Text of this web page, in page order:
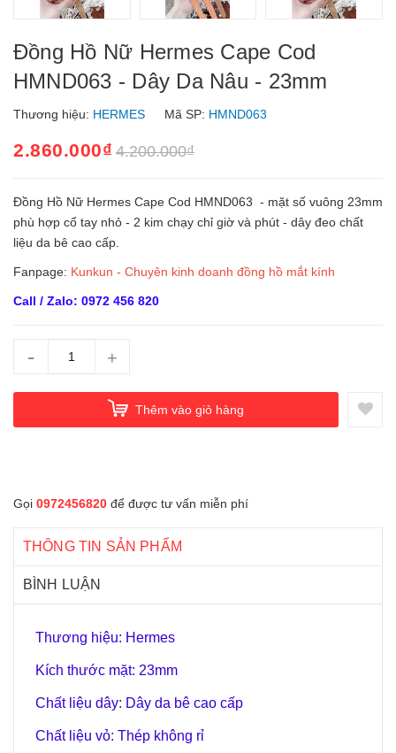
Đồng Hồ Nữ Hermes Cape Cod
HMND063 - Dây Da Nâu - 23mm
Thương hiệu: HERMES Mã SP: HMND063
2.860.000₫ 4.200.000₫
Đồng Hồ Nữ Hermes Cape Cod HMND063 - mặt số vuông 23mm
phù hợp cổ tay nhỏ - 2 kim chạy chỉ giờ và phút - dây đeo chất
liệu da bê cao cấp.
Fanpage: Kunkun - Chuyên kinh doanh đồng hồ mắt kính
Call / Zalo: 0972 456 820
- +
Thêm vào giỏ hàng
Gọi 0972456820 để được tư vấn miễn phí
THÔNG TIN SẢN PHẨM
BÌNH LUẬN
Thương hiệu: Hermes
Kích thước mặt: 23mm
Chất liệu dây: Dây da bê cao cấp
Chất liệu vỏ: Thép không rỉ